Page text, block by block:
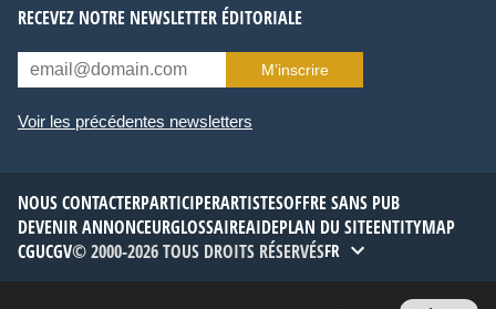
RECEVEZ NOTRE NEWSLETTER ÉDITORIALE
M’inscrire
Voir les précédentes newsletters
NOUS CONTACTERPARTICIPERARTISTESOFFRE SANS PUB
DEVENIR ANNONCEURGLOSSAIREAIDEPLAN DU SITEENTITYMAP
CGUCGV© 2000-2026 TOUS DROITS RÉSERVÉSFR